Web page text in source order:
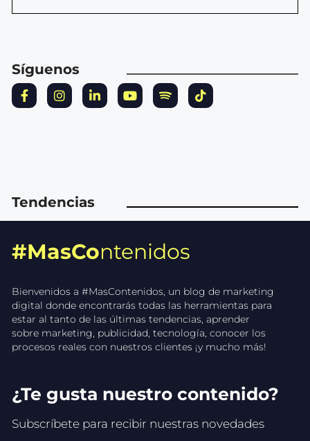
Síguenos
Tendencias
#MasContenidos
Bienvenidos a #MasContenidos, un blog de marketing
digital donde encontrarás todas las herramientas para
estar al tanto de las últimas tendencias, aprender
sobre marketing, publicidad, tecnología, conocer los
procesos reales con nuestros clientes ¡y mucho más!
¿Te gusta nuestro contenido?
Subscríbete para recibir nuestras novedades